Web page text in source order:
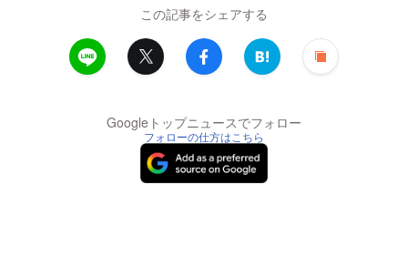
この記事をシェアする
Googleトップニュースでフォロー
フォローの仕方はこちら